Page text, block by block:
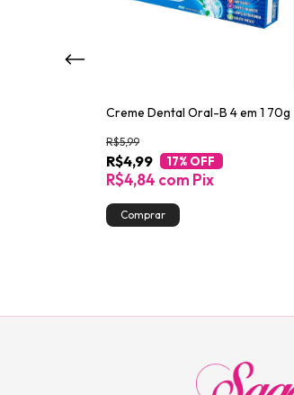
Creme Dental Oral-B 4 em 1 70g
R$4,99
R$5,99
17% OFF
R$4,84 com Pix